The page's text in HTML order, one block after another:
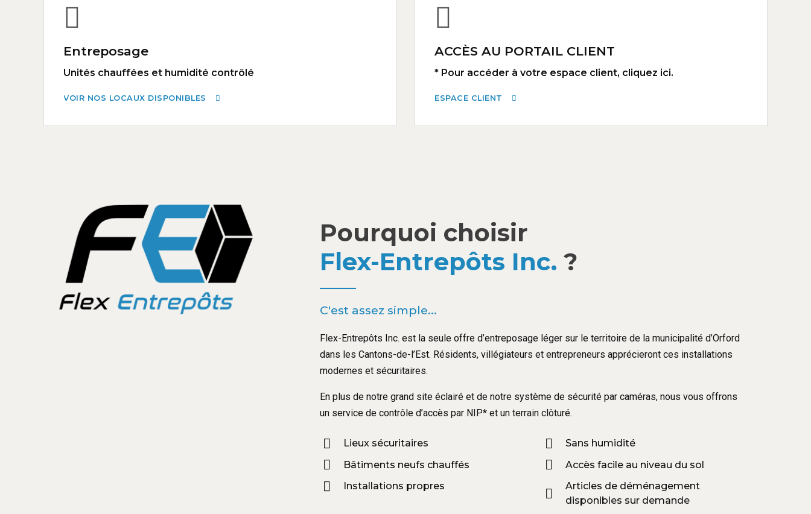
Entreposage
Unités chauffées et humidité contrôlé
VOIR NOS LOCAUX DISPONIBLES
ACCÈS AU PORTAIL CLIENT
* Pour accéder à votre espace client, cliquez ici.
ESPACE CLIENT
Pourquoi choisir
Flex-Entrepôts Inc. ?
C'est assez simple...
Flex-Entrepôts Inc. est la seule offre d’entreposage léger sur le territoire de la municipalité d’Orford
dans les Cantons-de-l’Est. Résidents, villégiateurs et entrepreneurs apprécieront ces installations
modernes et sécuritaires.
En plus de notre grand site éclairé et de notre système de sécurité par caméras, nous vous offrons
un service de contrôle d’accès par NIP* et un terrain clôturé.
Lieux sécuritaires
Bâtiments neufs chauffés
Installations propres
Sans humidité
Accès facile au niveau du sol
Articles de déménagement
disponibles sur demande